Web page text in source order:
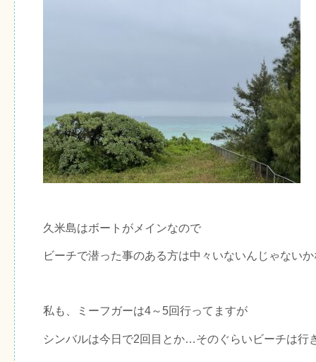
久米島はボートがメインなので
ビーチで潜った事のある方は中々いないんじゃない
私も、ミーフガーは4～5回行ってますが
シンバルは今日で2回目とか…そのぐらいビーチは行